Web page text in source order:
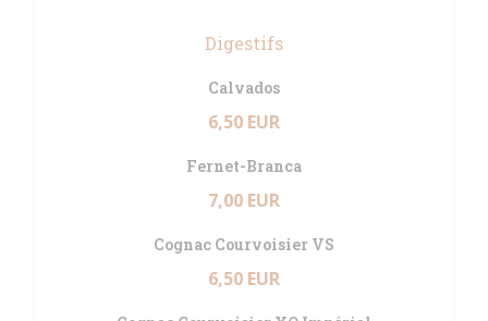
Digestifs
Calvados
6,50 EUR
Fernet-Branca
7,00 EUR
Cognac Courvoisier VS
6,50 EUR